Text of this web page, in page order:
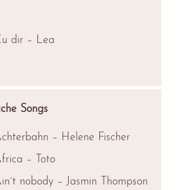
dir – Lea
Songs
– Helene Fischer
– Toto
nobody – Jasmin Thompson